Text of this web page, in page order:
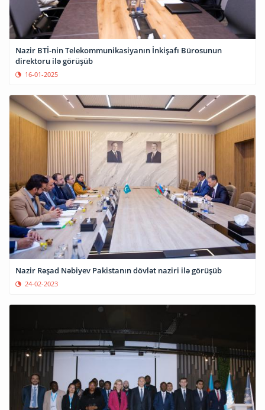
Nazir BTİ-nin Telekommunikasiyanın İnkişafı Bürosunun
direktoru ilə görüşüb
16-01-2025
Nazir Rəşad Nəbiyev Pakistanın dövlət naziri ilə görüşüb
24-02-2023